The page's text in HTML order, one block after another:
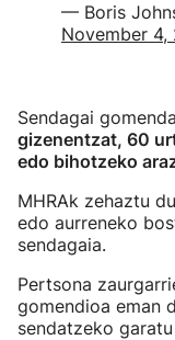
— Boris
November 4,
Sendagai
gizenentzat, 60
edo bihotzeko
MHRAk zehaztu
edo aurreneko
sendagaia.
Pertsona
gomendioa eman
sendatzeko